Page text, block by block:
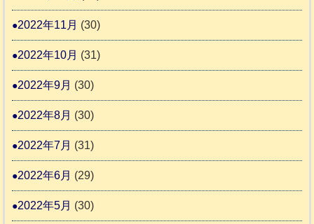
2022年11月 (30)
2022年10月 (31)
2022年9月 (30)
2022年8月 (30)
2022年7月 (31)
2022年6月 (29)
2022年5月 (30)